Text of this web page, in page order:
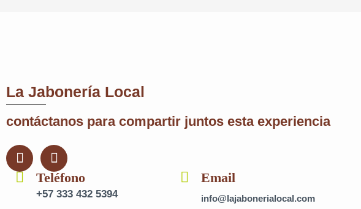
La Jabonería Local
contáctanos para compartir juntos esta experiencia
F
a
c
I
n
s
t
Teléfono
+57 333 432 5394
Email
info@lajabonerialocal.com